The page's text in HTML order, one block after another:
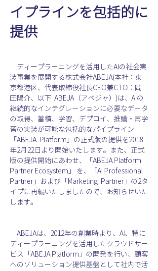
イプラインを包括的に
提供
ディープラーニングを活用したAIの社会実
装事業を展開する株式会社ABEJA(本社：東
京都港区、代表取締役社長CEO兼CTO：岡
田陽介、以下  ABEJA（アベジャ）)は、AIの
継続的なインテグレーションに必要なデータ
の取得、蓄積、学習、デプロイ、推論・再学
習の実装が可能な包括的なパイプライン
「ABEJA  Platform」の正式版の提供を2018
年2月22日より開始いたします。また、正式
版の提供開始にあわせ、「ABEJA Platform
Partner Ecosystem」 を、「AI Professional
Partner」および「Marketing  Partner」の2タ
イプに再編いたしましたので、お知らせいた
します。
ABEJAは、2012年の創業時より、AI、特に
ディープラーニングを活用したクラウドサー
ビス「ABEJA Platform」の開発を行い、顧客
へのソリューション提供基盤として社内で活